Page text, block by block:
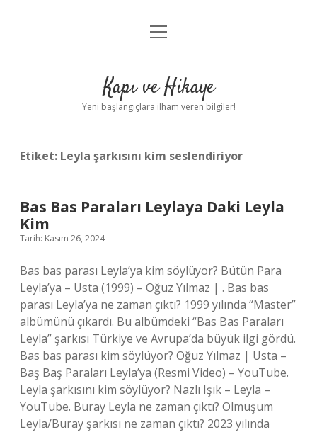
Anasayfa
Yasal Uyarı
menüyü
Kapı ve Hikaye
Yeni başlangıçlara ilham veren bilgiler!
Etiket: Leyla şarkısını kim seslendiriyor
Bas Bas Paraları Leylaya Daki Leyla
Kim
Tarih: Kasım 26, 2024
Bas bas parası Leyla’ya kim söylüyor? Bütün Para
Leyla’ya – Usta (1999) – Oğuz Yılmaz | . Bas bas
parası Leyla’ya ne zaman çıktı? 1999 yılında “Master”
albümünü çıkardı. Bu albümdeki “Bas Bas Paraları
Leyla” şarkısı Türkiye ve Avrupa’da büyük ilgi gördü.
Bas bas parası kim söylüyor? Oğuz Yılmaz | Usta –
Baş Baş Paraları Leyla’ya (Resmi Video) – YouTube.
Leyla şarkısını kim söylüyor? Nazlı Işık – Leyla –
YouTube. Buray Leyla ne zaman çıktı? Olmuşum
Leyla/Buray şarkısı ne zaman çıktı? 2023 yılında